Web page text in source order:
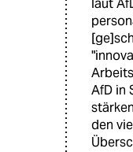
laut
AfD in
den